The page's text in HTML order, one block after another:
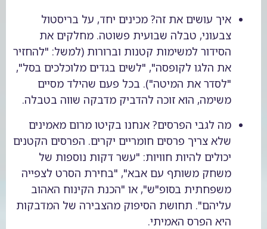
איך עושים את זה? מכינים יחד, על בריסטול
צבעוני, טבלה שבועית פשוטה. מחלקים את
הסידור למשימות קטנות וברורות (למשל: "להחזיר
את הלגו לקופסה", "לשים בגדים מלוכלכים בסל",
"לסדר את המיטה"). בכל פעם שהילד מסיים
משימה, הוא זוכה להדביק מדבקה שווה בטבלה.
מה לגבי הפרסים? אנחנו בקיטו מרום מאמינים
שלא צריך פרסים חומריים יקרים. הפרסים הקטנים
יכולים להיות חוויות: "עשר דקות נוספות של
משחק משותף עם אבא", "בחירת הסרט לצפייה
משפחתית בסופ"ש", או "הכנת הקינוח האהוב
עליהם". תחושת הסיפוק מהצבירה של המדבקות
היא הפרס האמיתי.